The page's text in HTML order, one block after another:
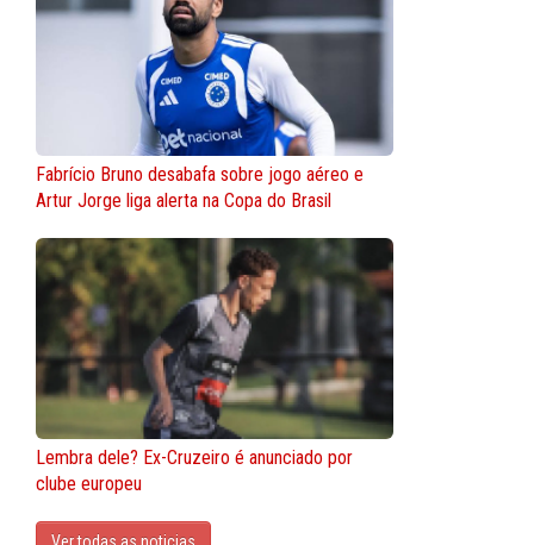
Fabrício Bruno desabafa sobre jogo aéreo e
Artur Jorge liga alerta na Copa do Brasil
Lembra dele? Ex-Cruzeiro é anunciado por
clube europeu